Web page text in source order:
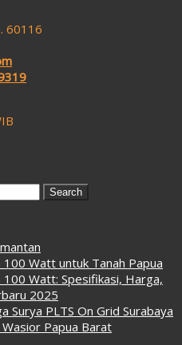
60116
100 Watt untuk Tanah Papua
100 Watt: Spesifikasi, Harga,
2025
Surya PLTS On Grid Surabaya
Wasior Papua Barat